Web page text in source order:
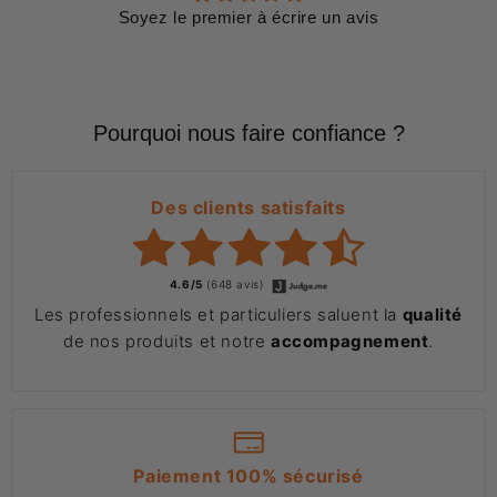
Soyez le premier à écrire un avis
Pourquoi nous faire confiance ?
Des clients satisfaits
4.6/5 (648 avis)
Les professionnels et particuliers saluent la qualité
de nos produits et notre accompagnement
Paiement 100% sécurisé